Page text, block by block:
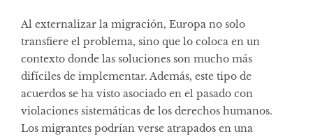
Al externalizar la migración, Europa no solo
transfiere el problema, sino que lo coloca en un
contexto donde las soluciones son mucho más
difíciles de implementar. Además, este tipo de
acuerdos se ha visto asociado en el pasado con
violaciones sistemáticas de los derechos humanos.
Los migrantes podrían verse atrapados en una